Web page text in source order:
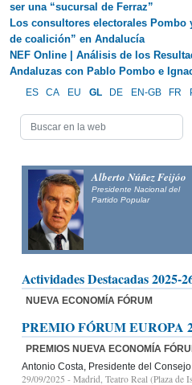
ser una “sucursal de Ferraz”
Los consultores electorales Pombo
de coalición” en Andalucía
NEF Online | Análisis de los
Andaluzas con Pablo Pombo e
ES CA EU GL DE EN-GB FR
Alberto Núñez Feijóo
Presidente Nacional del
Partido Popular
Actividades Destacadas 2025-
NUEVA ECONOMÍA FÓRUM
PREMIO FÓRUM EUROPA
PREMIOS NUEVA ECONOMÍA
Antonio Costa, Presidente del
29/09/2025 - Madrid, Teatro Real (Plaza de